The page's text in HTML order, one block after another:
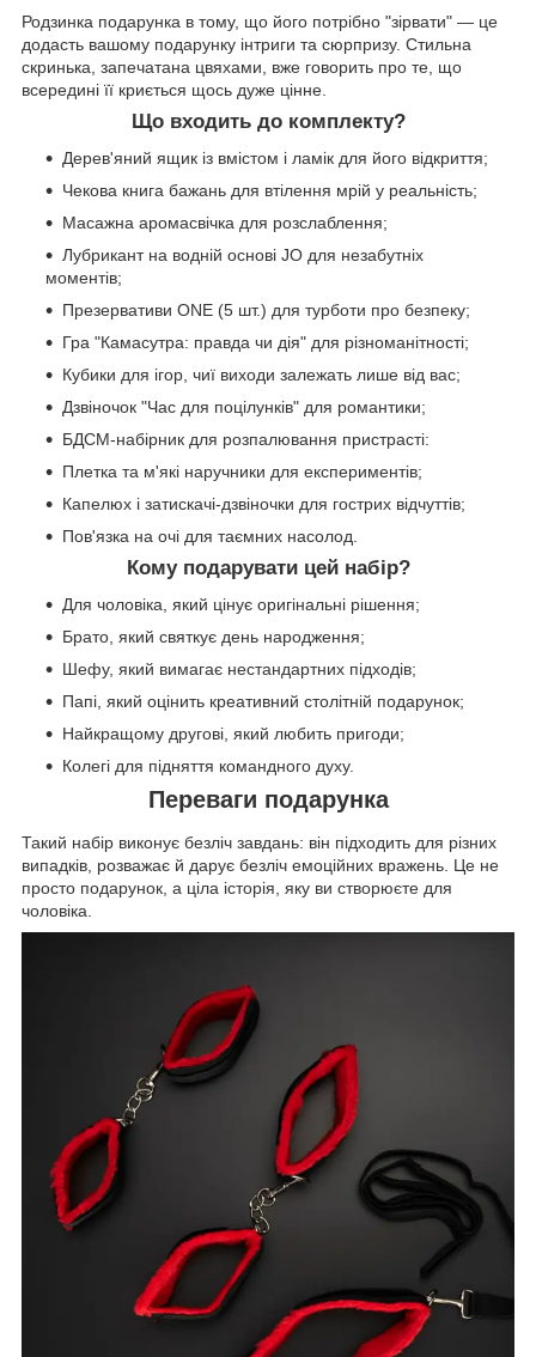
Родзинка подарунка в тому, що його потрібно "зірвати" — це
додасть вашому подарунку інтриги та сюрпризу. Стильна
скринька, запечатана цвяхами, вже говорить про те, що
всередині її криється щось дуже цінне.
Що входить до комплекту?
Дерев'яний ящик із вмістом і ламік для його відкриття;
Чекова книга бажань для втілення мрій у реальність;
Масажна аромасвічка для розслаблення;
Лубрикант на водній основі JO для незабутніх
моментів;
Презервативи ONE (5 шт.) для турботи про безпеку;
Гра "Камасутра: правда чи дія" для різноманітності;
Кубики для ігор, чиї виходи залежать лише від вас;
Дзвіночок "Час для поцілунків" для романтики;
БДСМ-набірник для розпалювання пристрасті:
Плетка та м'які наручники для експериментів;
Капелюх і затискачі-дзвіночки для гострих відчуттів;
Пов'язка на очі для таємних насолод.
Кому подарувати цей набір?
Для чоловіка, який цінує оригінальні рішення;
Брато, який святкує день народження;
Шефу, який вимагає нестандартних підходів;
Папі, який оцінить креативний столітній подарунок;
Найкращому другові, який любить пригоди;
Колегі для підняття командного духу.
Переваги подарунка
Такий набір виконує безліч завдань: він підходить для різних
випадків, розважає й дарує безліч емоційних вражень. Це не
просто подарунок, а ціла історія, яку ви створюєте для
чоловіка.